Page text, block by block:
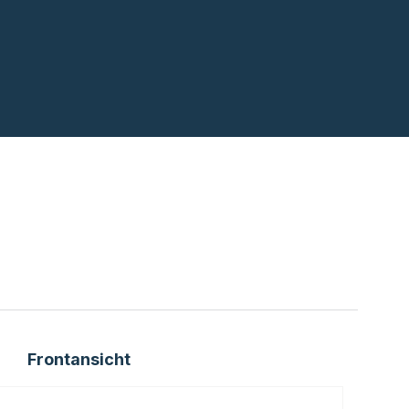
Frontansicht